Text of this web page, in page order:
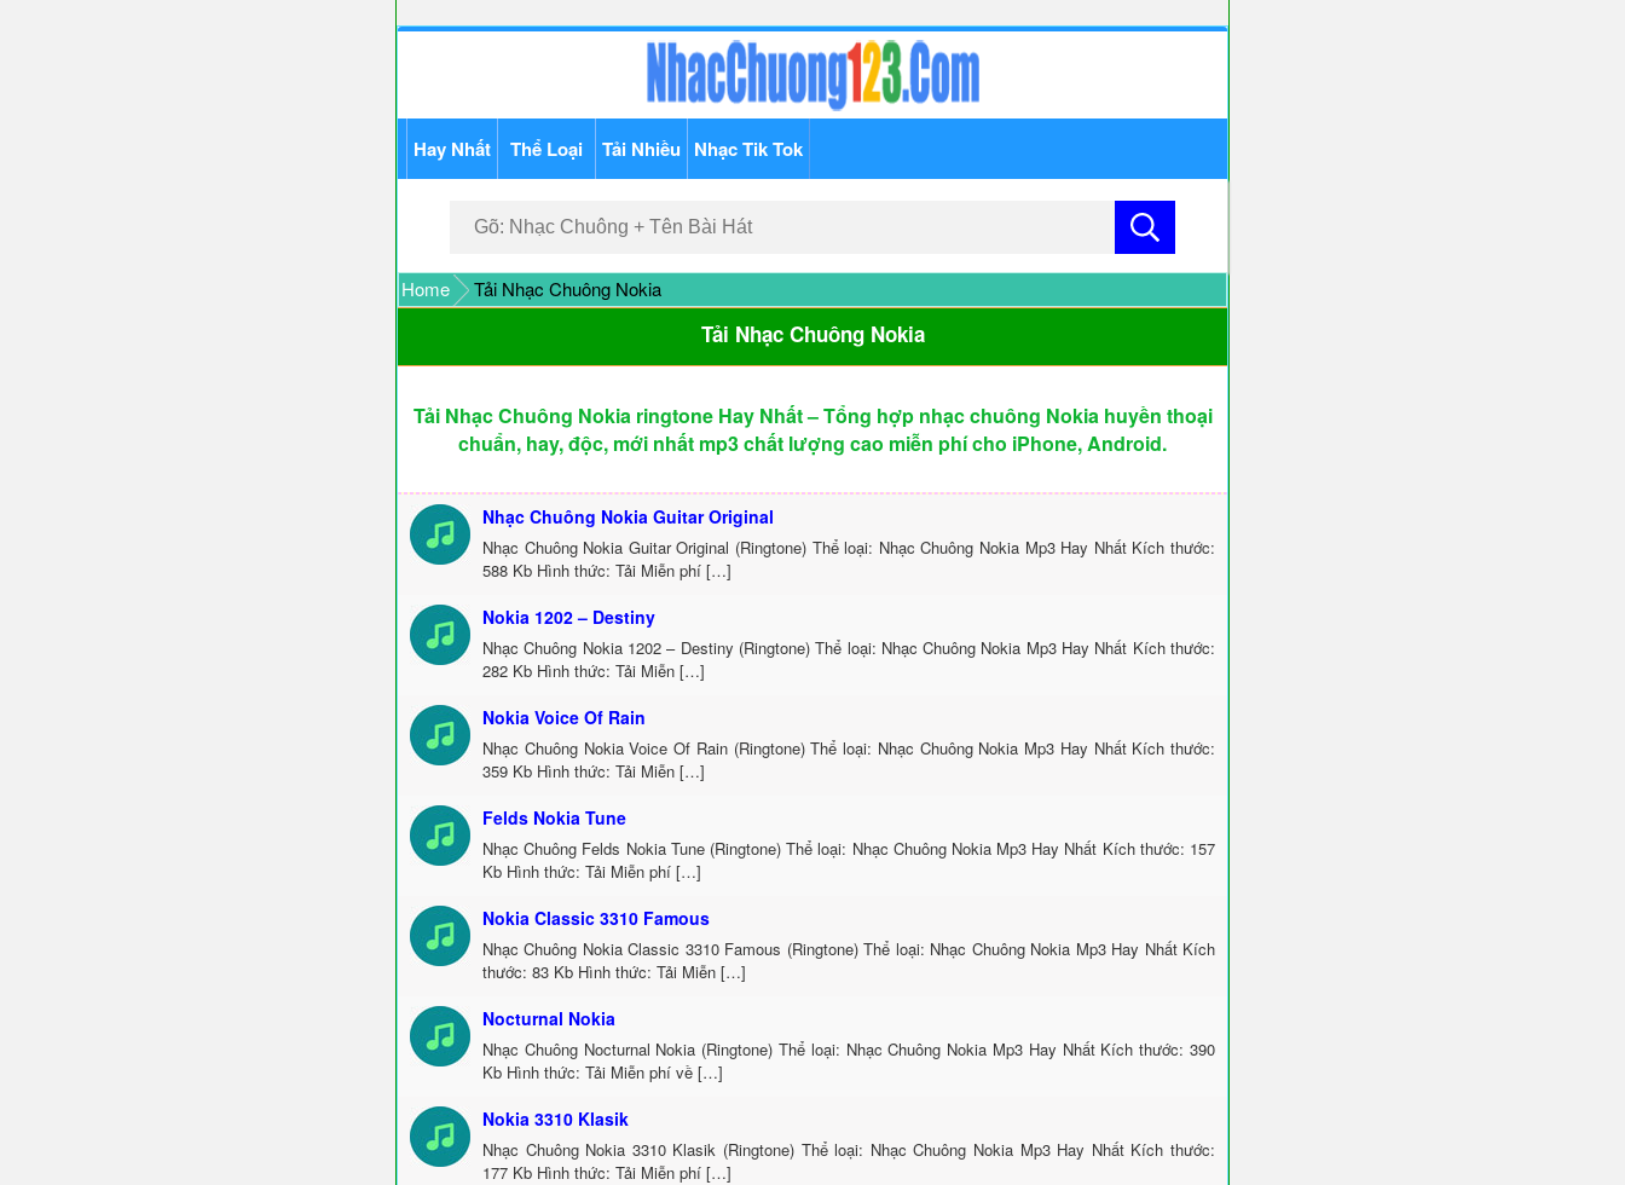
Hay Nhất Thể Loại Tải Nhiều Nhạc Tik Tok
Home Tải Nhạc Chuông Nokia
Tải Nhạc Chuông Nokia
Tải Nhạc Chuông Nokia ringtone Hay Nhất – Tổng hợp nhạc chuông Nokia huyền thoại
chuẩn, hay, độc, mới nhất mp3 chất lượng cao miễn phí cho iPhone, Android.
Nhạc Chuông Nokia Guitar Original
Nhạc Chuông Nokia Guitar Original (Ringtone) Thể loại: Nhạc Chuông Nokia Mp3 Hay Nhất Kích thước:
588 Kb Hình thức: Tải Miễn phí […]
Nokia 1202 – Destiny
Nhạc Chuông Nokia 1202 – Destiny (Ringtone) Thể loại: Nhạc Chuông Nokia Mp3 Hay Nhất Kích thước:
282 Kb Hình thức: Tải Miễn […]
Nokia Voice Of Rain
Nhạc Chuông Nokia Voice Of Rain (Ringtone) Thể loại: Nhạc Chuông Nokia Mp3 Hay Nhất Kích thước:
359 Kb Hình thức: Tải Miễn […]
Felds Nokia Tune
Nhạc Chuông Felds Nokia Tune (Ringtone) Thể loại: Nhạc Chuông Nokia Mp3 Hay Nhất Kích thước: 157
Kb Hình thức: Tải Miễn phí […]
Nokia Classic 3310 Famous
Nhạc Chuông Nokia Classic 3310 Famous (Ringtone) Thể loại: Nhạc Chuông Nokia Mp3 Hay Nhất Kích
thước: 83 Kb Hình thức: Tải Miễn […]
Nocturnal Nokia
Nhạc Chuông Nocturnal Nokia (Ringtone) Thể loại: Nhạc Chuông Nokia Mp3 Hay Nhất Kích thước: 390
Kb Hình thức: Tải Miễn phí về […]
Nokia 3310 Klasik
Nhạc Chuông Nokia 3310 Klasik (Ringtone) Thể loại: Nhạc Chuông Nokia Mp3 Hay Nhất Kích thước:
177 Kb Hình thức: Tải Miễn phí […]